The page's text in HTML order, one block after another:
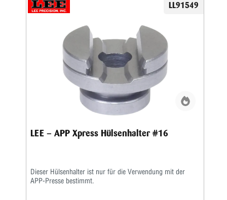
LL91549
LEE – APP Xpress Hülsenhalter #16
Dieser Hülsenhalter ist nur für die Verwendung mit der
APP-Presse bestimmt.